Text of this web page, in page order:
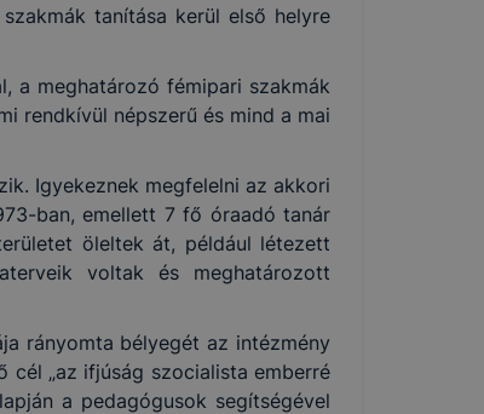
tanítása kerül első helyre
a meghatározó fémipari szakmák
rendkívül népszerű és mind a mai
Igyekeznek megfelelni az akkori
ban, emellett 7 fő óraadó tanár
öleltek át, például létezett
voltak és meghatározott
rányomta bélyegét az intézmény
„az ifjúság szocialista emberré
a pedagógusok segítségével